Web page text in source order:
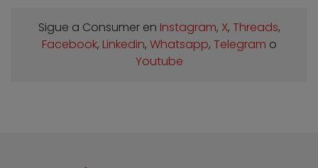
Sigue a Consumer en Instagram, X, Threads,
Facebook, Linkedin, Whatsapp, Telegram o
Youtube